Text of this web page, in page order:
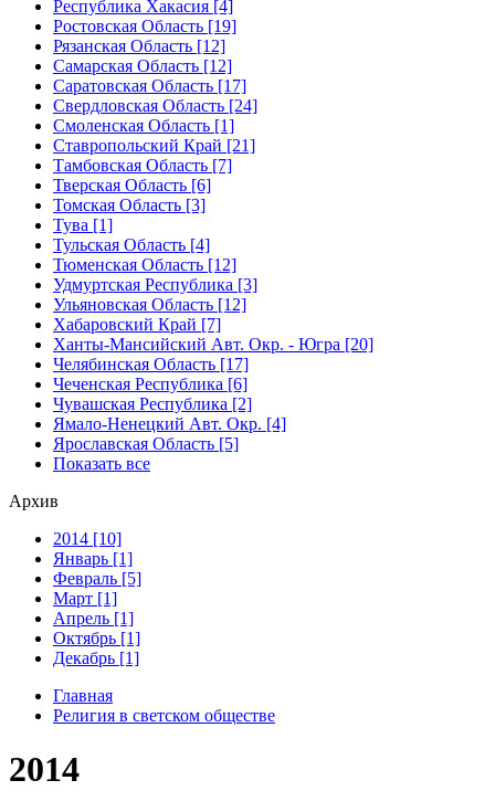
Республика Хакасия [4]
Ростовская Область [19]
Рязанская Область [12]
Самарская Область [12]
Саратовская Область [17]
Свердловская Область [24]
Смоленская Область [1]
Ставропольский Край [21]
Тамбовская Область [7]
Тверская Область [6]
Томская Область [3]
Тува [1]
Тульская Область [4]
Тюменская Область [12]
Удмуртская Республика [3]
Ульяновская Область [12]
Хабаровский Край [7]
Ханты-Мансийский Авт. Окр. - Югра [20]
Челябинская Область [17]
Чеченская Республика [6]
Чувашская Республика [2]
Ямало-Ненецкий Авт. Окр. [4]
Ярославская Область [5]
Показать все
Архив
2014 [10]
Январь [1]
Февраль [5]
Март [1]
Апрель [1]
Октябрь [1]
Декабрь [1]
Главная
Религия в светском обществе
2014